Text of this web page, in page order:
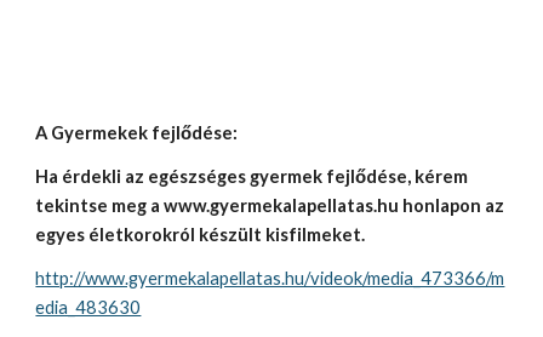
A Gyermekek fejlődése:
Ha érdekli az egészséges gyermek fejlődése, kérem
tekintse meg a www.gyermekalapellatas.hu honlapon az
egyes életkorokról készült kisfilmeket.
http://www.gyermekalapellatas.hu/videok/media_473366/m
edia_483630